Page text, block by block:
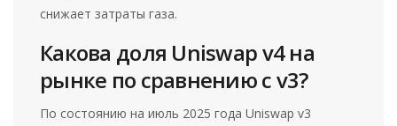
снижает затраты газа.
Какова доля Uniswap v4 на
рынке по сравнению с v3?
По состоянию на июль 2025 года Uniswap v3